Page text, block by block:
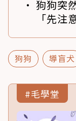
狗狗突
「先
狗狗 導盲犬
#毛學堂